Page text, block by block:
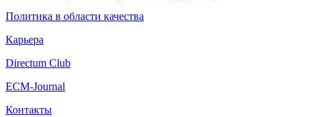
Политика в области качества
Карьера
Directum Club
ECM-Journal
Контакты